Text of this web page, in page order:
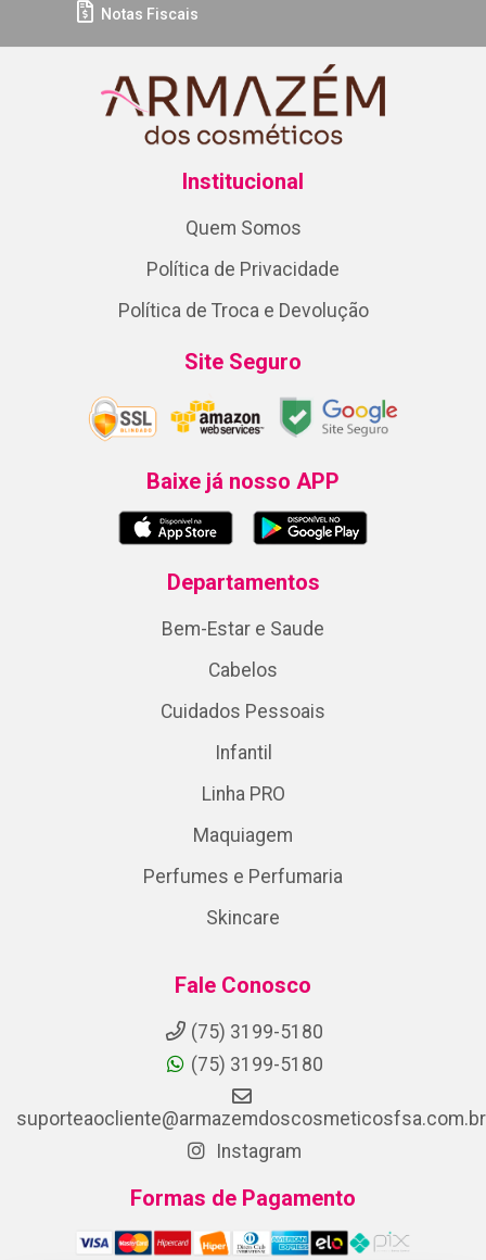
Notas Fiscais
Institucional
Quem Somos
Política de Privacidade
Política de Troca e Devolução
Site Seguro
Baixe já nosso APP
Departamentos
Bem-Estar e Saude
Cabelos
Cuidados Pessoais
Infantil
Linha PRO
Maquiagem
Perfumes e Perfumaria
Skincare
Fale Conosco
(75) 3199-5180
(75) 3199-5180
suporteaocliente@armazemdoscosmeticosfsa.com.br
Instagram
Formas de Pagamento